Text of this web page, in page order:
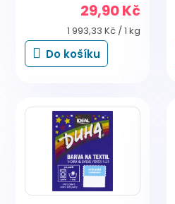
29,90 Kč
Měrná
cena:
1 993,33 Kč / 1 kg
Do košíku